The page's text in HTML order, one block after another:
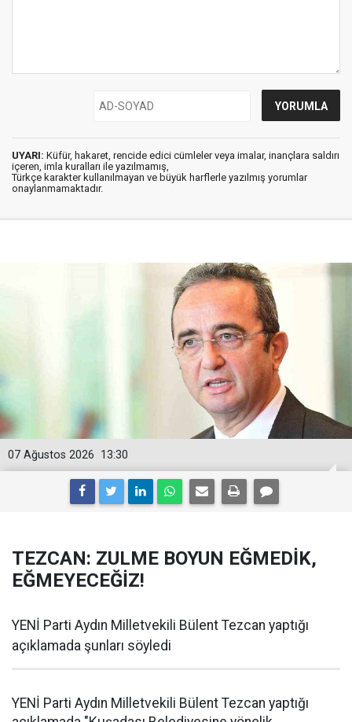
UYARI: Küfür, hakaret, rencide edici cümleler veya imalar, inançlara saldırı
içeren, imla kuralları ile yazılmamış,
Türkçe karakter kullanılmayan ve büyük harflerle yazılmış yorumlar
onaylanmamaktadır.
13:30
07 Ağustos 2026
TEZCAN: ZULME BOYUN EĞMEDİK,
EĞMEYECEĞİZ!
YENİ Parti Aydın Milletvekili Bülent Tezcan yaptığı
açıklamada şunları söyledi
YENİ Parti Aydın Milletvekili Bülent Tezcan yaptığı